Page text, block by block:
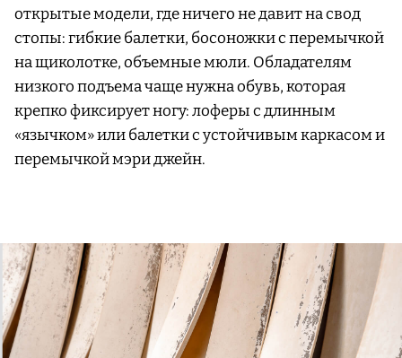
открытые модели, где ничего не давит на свод
стопы: гибкие балетки, босоножки с перемычкой
на щиколотке, объемные мюли. Обладателям
низкого подъема чаще нужна обувь, которая
крепко фиксирует ногу: лоферы с длинным
«язычком» или балетки с устойчивым каркасом и
перемычкой мэри джейн.